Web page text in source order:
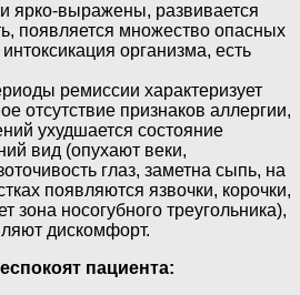
ярко-выражены, развивается
появляется множество опасных
организма, есть
ремиссии характеризует
отсутствие признаков аллергии,
ухудшается состояние
вид (опухают веки,
глаз, заметна сыпь, на
появляются язвочки, корочки,
зона носогубного треугольника),
дискомфорт.
пациента: